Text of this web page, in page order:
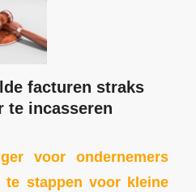
facturen straks
te incasseren
voor ondernemers
stappen voor kleine